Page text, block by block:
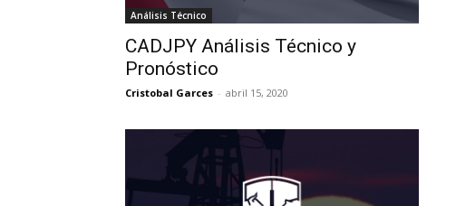
Análisis Técnico
CADJPY Análisis Técnico y
Pronóstico
Cristobal Garces - abril 15, 2020